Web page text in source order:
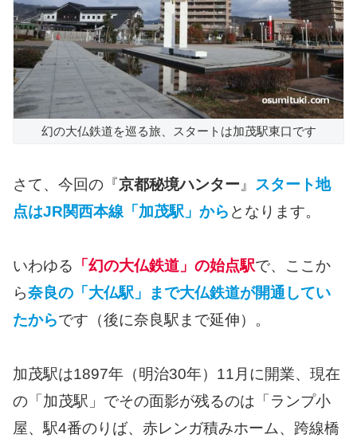
幻の大仏鉄道を巡る旅、スタートは加茂駅東口です
さて、今回の『京都秘境ハンター 』 スタート地
点はJR関西本線「加茂駅」から となります。
いわゆる 「幻の大仏鉄道」の始点駅で、ここか
ら奈良の「大仏駅」まで大仏鉄道が開通してい
たからです（後に奈良駅まで延伸）。
加茂駅は1897年（明治30年）11月に開業、現在
の「加茂駅」でその面影が残るのは「ランプ小
屋、駅4番のりば、赤レンガ積みホーム、跨線橋